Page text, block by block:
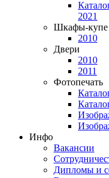
2021
Шкафы-купе
2010
Двери
2010
2011
Фотопечать
Инфо
Вакансии
Дипломы и